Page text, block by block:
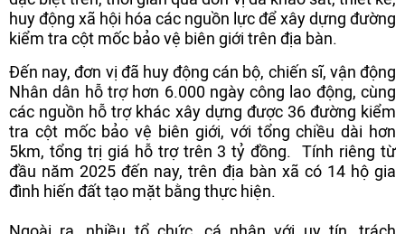
huy động xã hội hóa các nguồn lực để xây dựng đường
kiểm tra cột mốc bảo vệ biên giới trên địa bàn.
Đến nay, đơn vị đã huy động cán bộ, chiến sĩ, vận động
Nhân dân hỗ trợ hơn 6.000 ngày công lao động, cùng
các nguồn hỗ trợ khác xây dựng được 36 đường kiểm
tra cột mốc bảo vệ biên giới, với tổng chiều dài hơn
5km, tổng trị giá hỗ trợ trên 3 tỷ đồng. Tính riêng từ
đầu năm 2025 đến nay, trên địa bàn xã có 14 hộ gia
đình hiến đất tạo mặt bằng thực hiện.